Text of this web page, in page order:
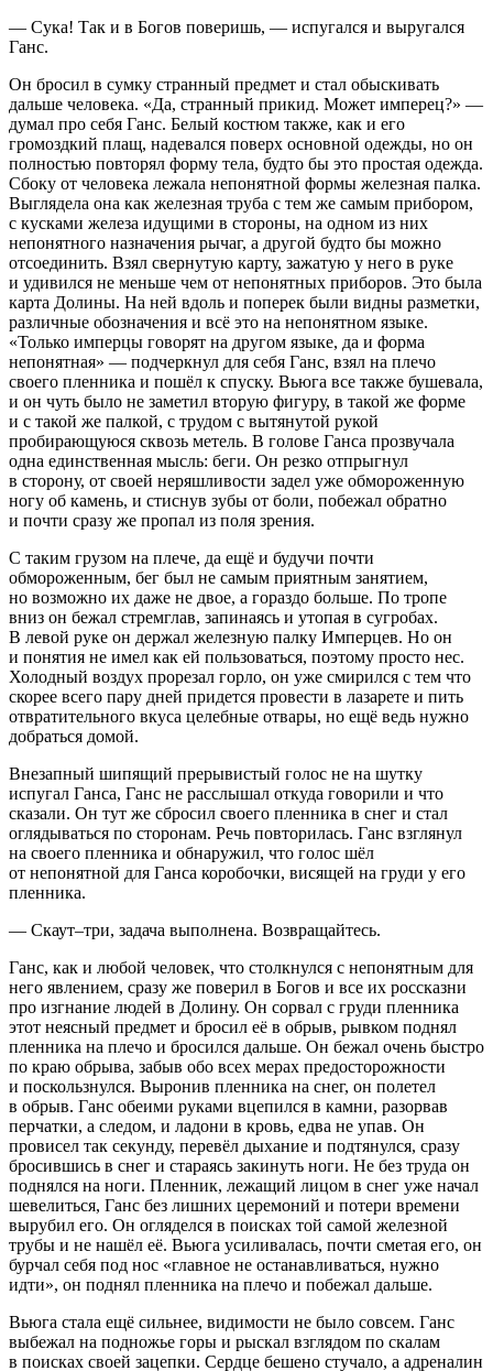
— Сука! Так и в Богов поверишь, — испугался и выругался
Ганс.
Он бросил в сумку странный предмет и стал обыскивать
дальше человека. «Да, странный прикид. Может имперец?» —
думал про себя Ганс. Белый костюм также, как и его
громоздкий плащ, надевался поверх основной одежды, но он
полностью повторял форму тела, будто бы это простая одежда.
Сбоку от человека лежала непонятной формы железная палка.
Выглядела она как железная труба с тем же самым прибором,
с кусками железа идущими в стороны, на одном из них
непонятного назначения рычаг, а другой будто бы можно
отсоединить. Взял свернутую карту, зажатую у него в руке
и удивился не меньше чем от непонятных приборов. Это была
карта Долины. На ней вдоль и поперек были видны разметки,
различные обозначения и всё это на непонятном языке.
«Только имперцы говорят на другом языке, да и форма
непонятная» — подчеркнул для себя Ганс, взял на плечо
своего пленника и пошёл к спуску. Вьюга все также бушевала,
и он чуть было не заметил вторую фигуру, в такой же форме
и с такой же палкой, с трудом с вытянутой рукой
пробирающуюся сквозь метель. В голове Ганса прозвучала
одна единственная мысль: беги. Он резко отпрыгнул
в сторону, от своей неряшливости задел уже обмороженную
ногу об камень, и стиснув зубы от боли, побежал обратно
и почти сразу же пропал из поля зрения.
С таким грузом на плече, да ещё и будучи почти
обмороженным, бег был не самым приятным занятием,
но возможно их даже не двое, а гораздо больше. По тропе
вниз он бежал стремглав, запинаясь и утопая в сугробах.
В левой руке он держал железную палку Имперцев. Но он
и понятия не имел как ей пользоваться, поэтому просто нес.
Холодный воздух прорезал горло, он уже смирился с тем что
скорее всего пару дней придется провести в лазарете и пить
отвратительного вкуса целебные отвары, но ещё ведь нужно
добраться домой.
Внезапный шипящий прерывистый голос не на шутку
испугал Ганса, Ганс не расслышал откуда говорили и что
сказали. Он тут же сбросил своего пленника в снег и стал
оглядываться по сторонам. Речь повторилась. Ганс взглянул
на своего пленника и обнаружил, что голос шёл
от непонятной для Ганса коробочки, висящей на груди у его
пленника.
— Скаут–три, задача выполнена. Возвращайтесь.
Ганс, как и любой человек, что столкнулся с непонятным для
него явлением, сразу же поверил в Богов и все их россказни
про изгнание людей в Долину. Он сорвал с груди пленника
этот неясный предмет и бросил её в обрыв, рывком поднял
пленника на плечо и бросился дальше. Он бежал очень быстро
по краю обрыва, забыв обо всех мерах предосторожности
и поскользнулся. Выронив пленника на снег, он полетел
в обрыв. Ганс обеими руками вцепился в камни, разорвав
перчатки, а следом, и ладони в кровь, едва не упав. Он
провисел так секунду, перевёл дыхание и подтянулся, сразу
бросившись в снег и стараясь закинуть ноги. Не без труда он
поднялся на ноги. Пленник, лежащий лицом в снег уже начал
шевелиться, Ганс без лишних церемоний и потери времени
вырубил его. Он огляделся в поисках той самой железной
трубы и не нашёл её. Вьюга усиливалась, почти сметая его, он
бурчал себя под нос «главное не останавливаться, нужно
идти», он поднял пленника на плечо и побежал дальше.
Вьюга стала ещё сильнее, видимости не было совсем. Ганс
выбежал на подножье горы и рыскал взглядом по скалам
в поисках своей зацепки. Сердце бешено стучало, а адреналин